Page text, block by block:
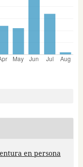
en persona